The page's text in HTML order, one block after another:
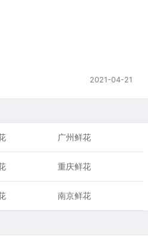
2021-04-21
广州鲜花
重庆鲜花
南京鲜花